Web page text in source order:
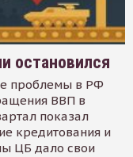
остановился
проблемы в РФ
ВВП в
показал
кредитования и
ЦБ дало свои